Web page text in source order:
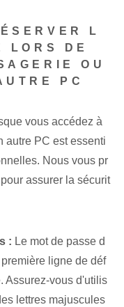
L
LORS DE
OU
PC
vous accédez à
autre PC est essenti
Nous vous pr
⁤assurer la sécurit
: Le mot de passe d
ligne de déf
Assurez-vous d'utilis
lettres majuscules